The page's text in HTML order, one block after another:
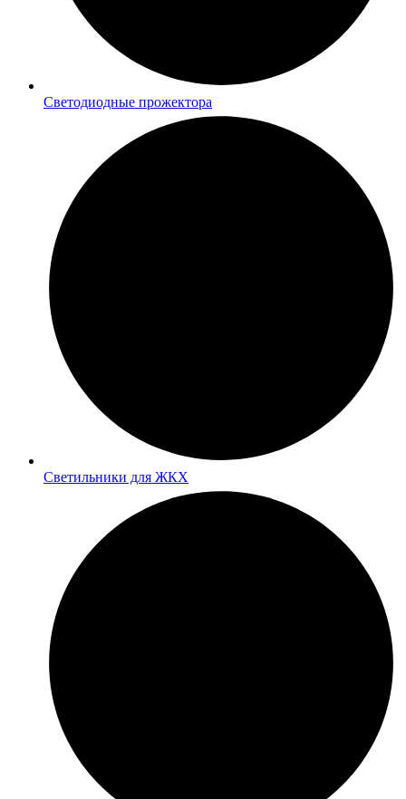
Светодиодные прожектора
Светильники для ЖКХ